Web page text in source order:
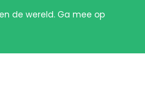
de wereld. Ga mee op